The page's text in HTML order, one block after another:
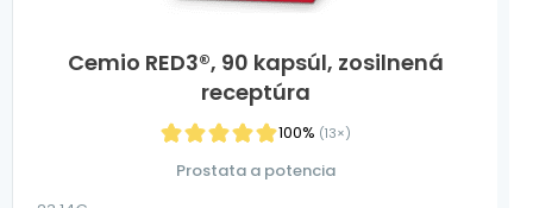
Cemio RED3®, 90 kapsúl, zosilnená
receptúra
100% (13×)
Prostata a potencia